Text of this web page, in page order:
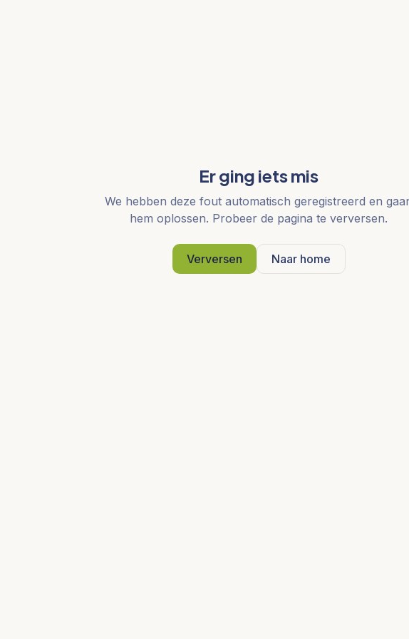
Er ging iets mis
We hebben deze fout automatisch geregistreerd en
hem oplossen. Probeer de pagina te verversen.
Verversen Naar home